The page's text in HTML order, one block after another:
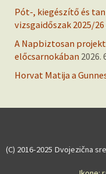
Pót-, kiegészítő és
vizsgaidőszak 2025/26
A Napbiztosan
előcsarnokában 2026.
Horvat Matija a
(C) 2016-2025 Dvojezična